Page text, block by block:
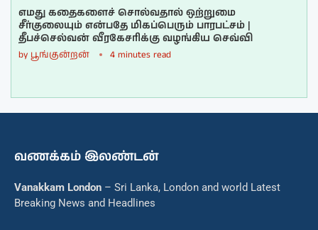
எமது கதைகளைச் சொல்வதால் ஒற்றுமை
சீர்குலையும் என்பதே மிகப்பெரும் பாரபட்சம் |
தீபச்செல்வன் வீரகேசரிக்கு வழங்கிய செவ்வி
by பூங்குன்றன் 4 minutes read
வணக்கம் இலண்டன்
Vanakkam London – Sri Lanka, London and world Latest
Breaking News and Headlines